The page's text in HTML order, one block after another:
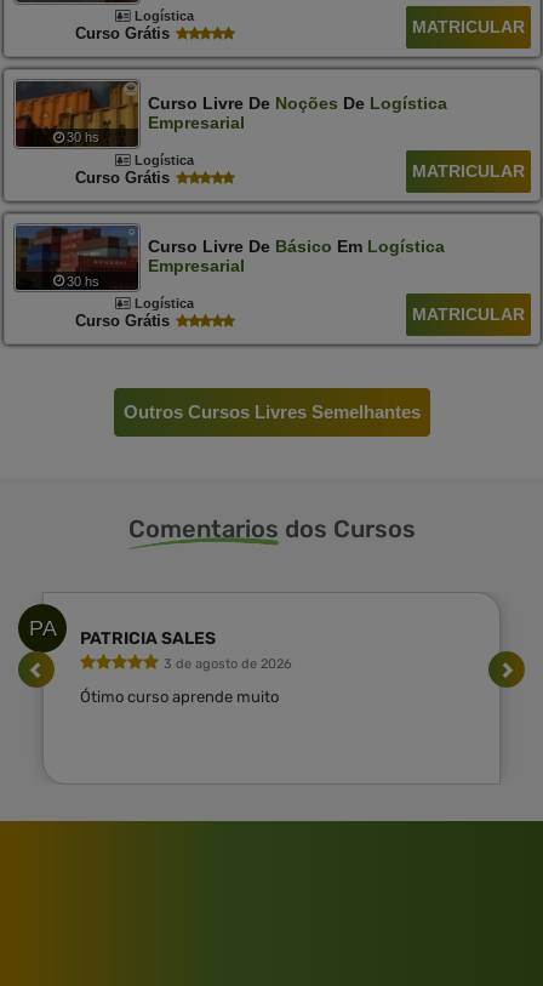
Logística
Curso Grátis MATRICULAR
30 hs
Curso Livre De Noções De Logística
Empresarial
Logística
Curso Grátis MATRICULAR
30 hs
Curso Livre De Básico Em Logística
Empresarial
Logística
Curso Grátis MATRICULAR
Outros Cursos Livres Semelhantes
Comentarios dos Cursos
PA PATRICIA SALES
3 de agosto de 2026
Ótimo curso aprende muito